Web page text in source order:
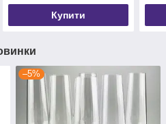
Купити
–5%